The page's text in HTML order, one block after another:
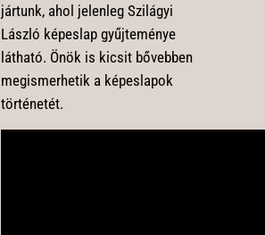
jártunk, ahol jelenleg Szilágyi
László képeslap gyűjteménye
látható. Önök is kicsit bővebben
megismerhetik a képeslapok
történetét.